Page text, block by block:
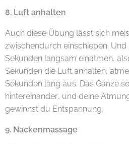
8. Luft anhalten
Auch diese Übung lässt sich
zwischendurch einschieben. Und
Sekunden langsam einatmen,
Sekunden die Luft anhalten,
Sekunden lang aus. Das Ganze
hintereinander, und deine
gewinnst du Entspannung.
9. Nackenmassage